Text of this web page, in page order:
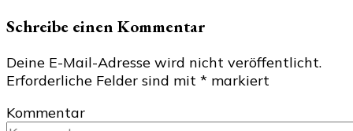
Schreibe einen Kommentar
Deine E-Mail-Adresse wird nicht veröffentlicht.
Erforderliche Felder sind mit * markiert
Kommentar